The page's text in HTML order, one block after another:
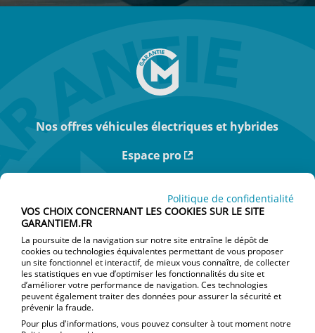
Nos offres véhicules électriques et hybrides
Espace pro
Je suis particulier
Je souhaite souscrire un nouveau contrat
Je veux résilier mon contrat
J’ai une réclamation
Politique de confidentialité
VOS CHOIX CONCERNANT LES COOKIES SUR LE SITE
GARANTIEM.FR
La poursuite de la navigation sur notre site entraîne le dépôt de
cookies ou technologies équivalentes permettant de vous proposer
un site fonctionnel et interactif, de mieux vous connaître, de collecter
les statistiques en vue d’optimiser les fonctionnalités du site et
d’améliorer votre performance de navigation. Ces technologies
peuvent également traiter des données pour assurer la sécurité et
prévenir la fraude.
Pour plus d'informations, vous pouvez consulter à tout moment notre